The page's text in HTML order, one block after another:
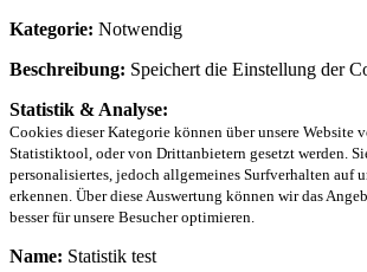
Kategorie: Notwendig
Beschreibung: Speichert die Einstellung der
Statistik & Analyse:
Cookies dieser Kategorie können über unsere Website
Statistiktool, oder von Drittanbietern gesetzt werden.
personalisiertes, jedoch allgemeines Surfverhalten auf
erkennen. Über diese Auswertung können wir das
besser für unsere Besucher optimieren.
Name: Statistik test